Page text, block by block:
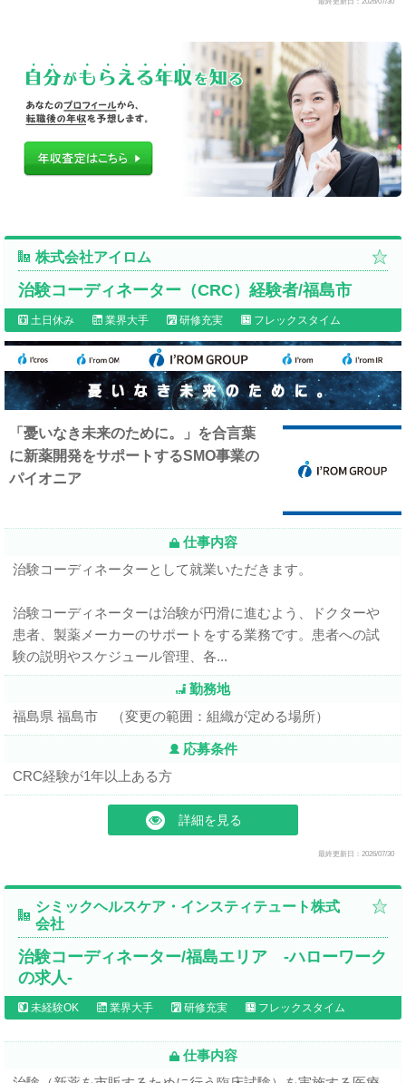
株式会社アイロム
治験コーディネーター（CRC）経験者/福島市
土日休み 業界大手 研修充実 フレックスタイム
「憂いなき未来のために。」を合言葉
に新薬開発をサポートするSMO事業の
パイオニア
仕事内容
治験コーディネーターとして就業いただきます。
治験コーディネーターは治験が円滑に進むよう、ドクターや
患者、製薬メーカーのサポートをする業務です。患者への試
験の説明やスケジュール管理、各...
勤務地
福島県 福島市 （変更の範囲：組織が定める場所）
応募条件
CRC経験が1年以上ある方
詳細を見る
最終更新日：2026/07/30
シミックヘルスケア・インスティテュート株式
会社
治験コーディネーター/福島エリア -ハローワーク
の求人-
未経験OK 業界大手 研修充実 フレックスタイム
仕事内容